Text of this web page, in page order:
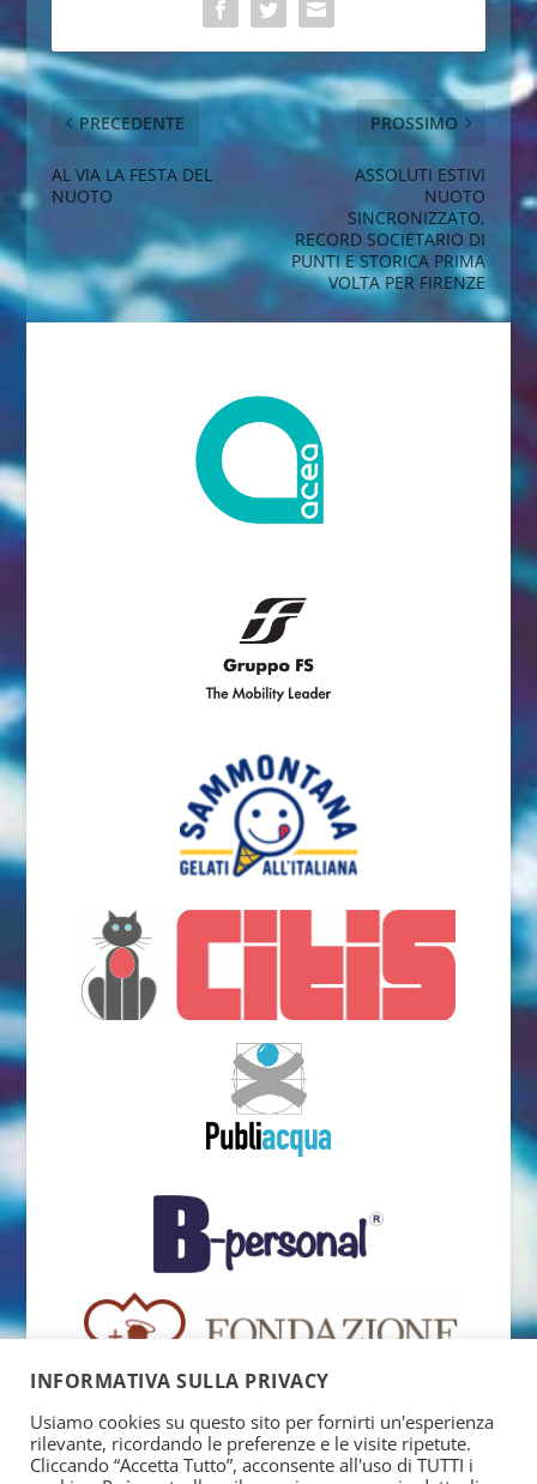
PRECEDENTE
AL VIA LA FESTA DEL
NUOTO
PROSSIMO
ASSOLUTI ESTIVI
NUOTO
SINCRONIZZATO,
RECORD SOCIETARIO DI
PUNTI E STORICA PRIMA
VOLTA PER FIRENZE
INFORMATIVA SULLA PRIVACY
Usiamo cookies su questo sito per fornirti un'esperienza
rilevante, ricordando le preferenze e le visite ripetute.
Cliccando “Accetta Tutto”, acconsente all'uso di TUTTI i